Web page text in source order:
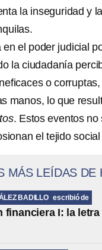
la inseguridad y
el poder judicial
la ciudadanía
o
manos, lo que
. Estos eventos
el tejido
MÁS LEÍDAS DE
BADILLO escribió de
financiera I: la